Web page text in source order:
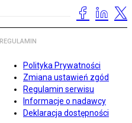
REGULAMIN
Polityka Prywatności
Zmiana ustawień zgód
Regulamin serwisu
Informacje o nadawcy
Deklaracja dostępności